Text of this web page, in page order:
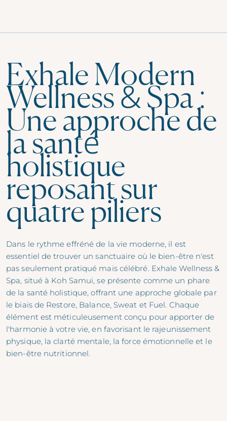
Exhale Modern
Wellness & Spa :
Une approche de
la santé
holistique
reposant sur
quatre piliers
Dans le rythme effréné de la vie moderne, il est
essentiel de trouver un sanctuaire où le bien-être n'est
pas seulement pratiqué mais célébré. Exhale Wellness &
Spa, situé à Koh Samui, se présente comme un phare
de la santé holistique, offrant une approche globale par
le biais de Restore, Balance, Sweat et Fuel. Chaque
élément est méticuleusement conçu pour apporter de
l'harmonie à votre vie, en favorisant le rajeunissement
physique, la clarté mentale, la force émotionnelle et le
bien-être nutritionnel.